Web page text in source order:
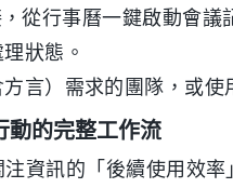
從行事曆一鍵啟動會議
狀態。
言）需求的團隊，或
動的完整工作流
注資訊的「後續使用效